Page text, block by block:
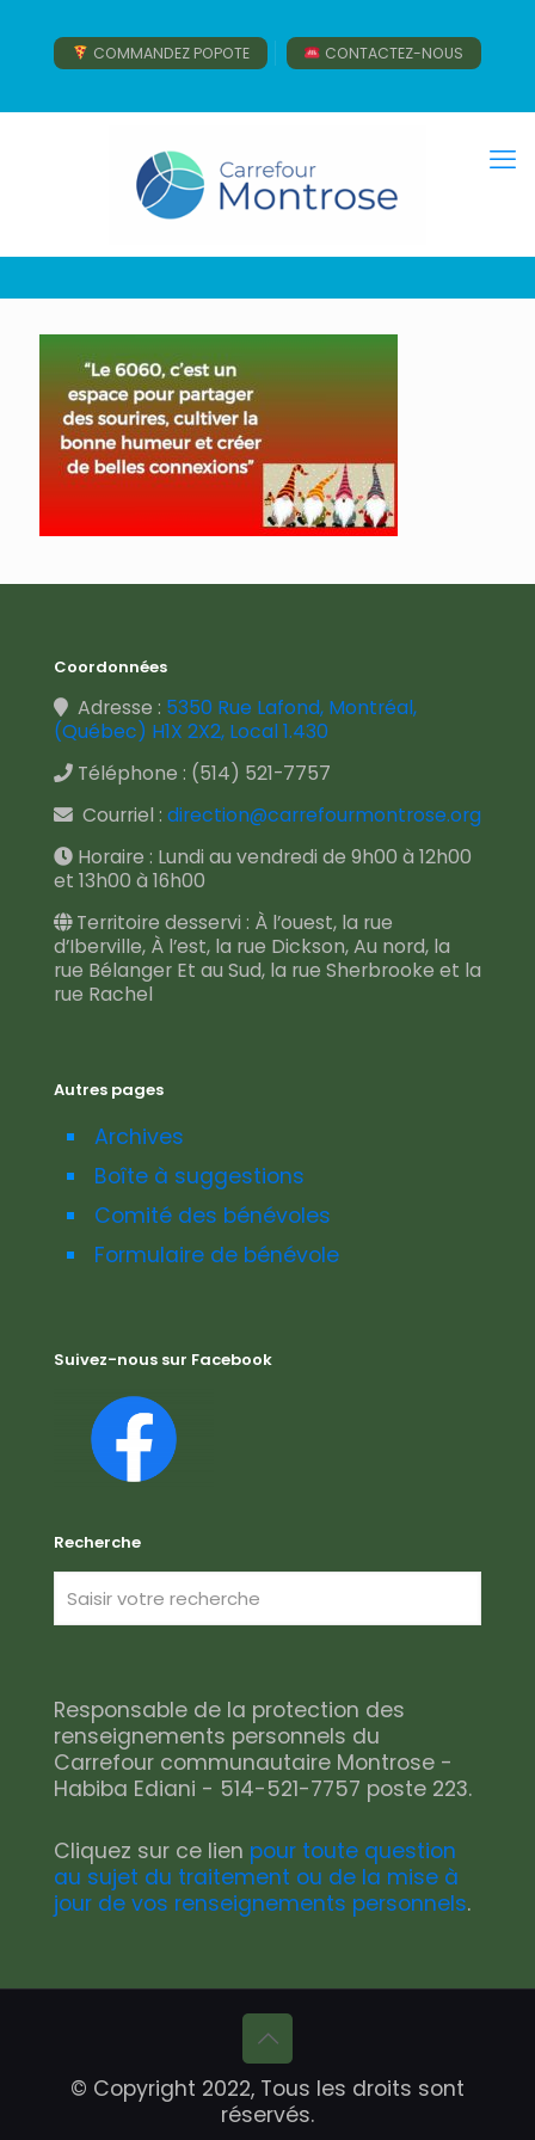
COMMANDEZ POPOTE CONTACTEZ-NOUS
Coordonnées
Adresse : 5350 Rue Lafond, Montréal,
(Québec) H1X 2X2, Local 1.430
Téléphone : (514) 521-7757
Courriel : direction@carrefourmontrose.org
Horaire : Lundi au vendredi de 9h00 à 12h00
et 13h00 à 16h00
Territoire desservi : À l’ouest, la rue
d’Iberville, À l’est, la rue Dickson, Au nord, la
rue Bélanger Et au Sud, la rue Sherbrooke et la
rue Rachel
Autres pages
Archives
Boîte à suggestions
Comité des bénévoles
Formulaire de bénévole
Suivez-nous sur Facebook
Recherche
Responsable de la protection des
renseignements personnels du
Carrefour communautaire Montrose -
Habiba Ediani - 514-521-7757 poste 223.
Cliquez sur ce lien pour toute question
au sujet du traitement ou de la mise à
jour de vos renseignements personnels.
© Copyright 2022, Tous les droits sont
réservés.